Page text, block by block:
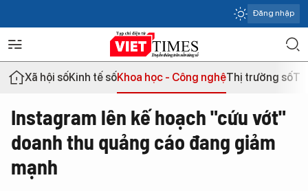
Đăng nhập
Xã hội sốKinh tế sốKhoa học - Công nghệThị trường số
Instagram lên kế hoạch "cứu vớt"
doanh thu quảng cáo đang giảm
mạnh